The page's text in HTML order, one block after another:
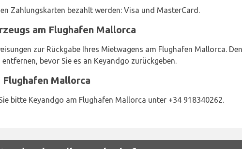
Zahlungskarten bezahlt werden: Visa und MasterCard.
am Flughafen Mallorca
zur Rückgabe Ihres Mietwagens am Flughafen Mallorca.
bevor Sie es an Keyandgo zurückgeben.
Mallorca
bitte Keyandgo am Flughafen Mallorca unter +34 918340262.